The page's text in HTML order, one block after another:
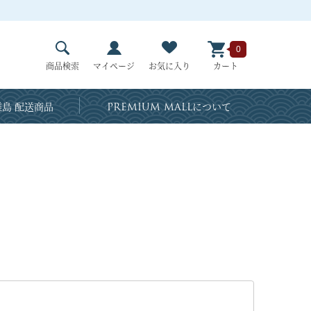
商品検索 マイページ お気に入り カート
0
配送商品 PREMIUM MALLについて